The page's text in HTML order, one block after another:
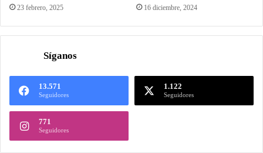
23 febrero, 2025 16 diciembre, 2024
Síganos
13.571
Seguidores
1.122
Seguidores
771
Seguidores